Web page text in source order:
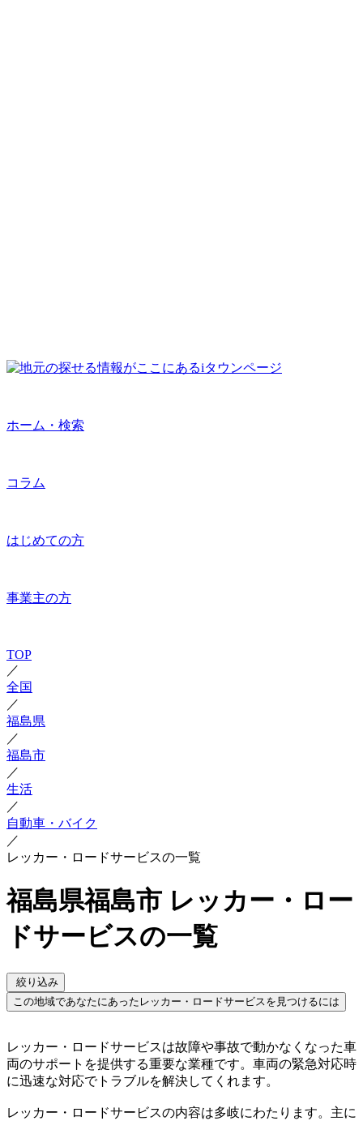
ホーム・検索
コラム
はじめての方
事業主の方
TOP
／
全国
／
福島県
／
福島市
／
生活
／
自動車・バイク
／
レッカー・ロードサービスの一覧
福島県福島市 レッカー・ロー
ドサービスの一覧
絞り込み
この地域であなたにあったレッカー・ロードサービスを見つけるには
レッカー・ロードサービスは故障や事故で動かなくなった車
両のサポートを提供する重要な業種です。車両の緊急対応時
に迅速な対応でトラブルを解決してくれます。
レッカー・ロードサービスの内容は多岐にわたります。主に